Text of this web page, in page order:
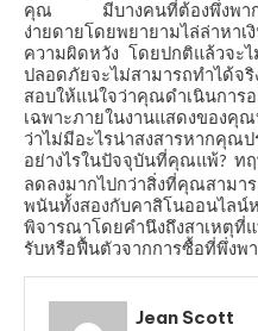
คุณ
มีบางคนที่ต้องพึ่งพา
ง่ายดายโดยพยายามไล่ล่าหาเ
ความผิดหวัง โดยปกติแล้วจะไ
ปลอดภัยจะไม่สามารถทำได้จริ
สอบให้แน่ใจว่าคุณดำเนินการ
เฉพาะภายในงานแสดงของคุ
ว่าไม่มีอะไรน่าสงสารหากคุณป
อย่างไรในปัจจุบันที่คุณแพ้? ท
ลดลงมากไปกว่าสิ่งที่คุณสามา
พนันทั้งสองกับคาสิโนออนไลน์
พิจารณาโดยคำนึงถึงสาเหตุที่แ
รับหรือฟื้นตัวจากการซื้อที่พึ่งพ
Jean Scott